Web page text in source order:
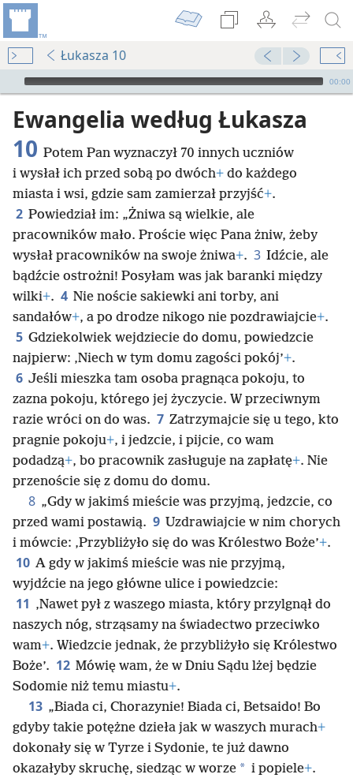
Łukasza 10
Audio Player
00:00
Ewangelia według Łukasza
10 Potem Pan wyznaczył 70 innych uczniów
i wysłał ich przed sobą po dwóch+ do każdego
miasta i wsi, gdzie sam zamierzał przyjść+.
2 Powiedział im: „Żniwa są wielkie, ale
pracowników mało. Proście więc Pana żniw, żeby
wysłał pracowników na swoje żniwa+. 3 Idźcie, ale
bądźcie ostrożni! Posyłam was jak baranki między
wilki+. 4 Nie noście sakiewki ani torby, ani
sandałów+, a po drodze nikogo nie pozdrawiajcie+.
5 Gdziekolwiek wejdziecie do domu, powiedzcie
najpierw: ‚Niech w tym domu zagości pokój’+.
6 Jeśli mieszka tam osoba pragnąca pokoju, to
zazna pokoju, którego jej życzycie. W przeciwnym
razie wróci on do was. 7 Zatrzymajcie się u tego, kto
pragnie pokoju+, i jedzcie, i pijcie, co wam
podadzą+, bo pracownik zasługuje na zapłatę+. Nie
przenoście się z domu do domu.
8 „Gdy w jakimś mieście was przyjmą, jedzcie, co
przed wami postawią. 9 Uzdrawiajcie w nim chorych
i mówcie: ‚Przybliżyło się do was Królestwo Boże’+.
10 A gdy w jakimś mieście was nie przyjmą,
wyjdźcie na jego główne ulice i powiedzcie:
11 ‚Nawet pył z waszego miasta, który przylgnął do
naszych nóg, strząsamy na świadectwo przeciwko
wam+. Wiedzcie jednak, że przybliżyło się Królestwo
Boże’. 12 Mówię wam, że w Dniu Sądu lżej będzie
Sodomie niż temu miastu+.
13 „Biada ci, Chorazynie! Biada ci, Betsaido! Bo
gdyby takie potężne dzieła jak w waszych murach+
dokonały się w Tyrze i Sydonie, te już dawno
okazałyby skruchę, siedząc w worze * i popiele+.